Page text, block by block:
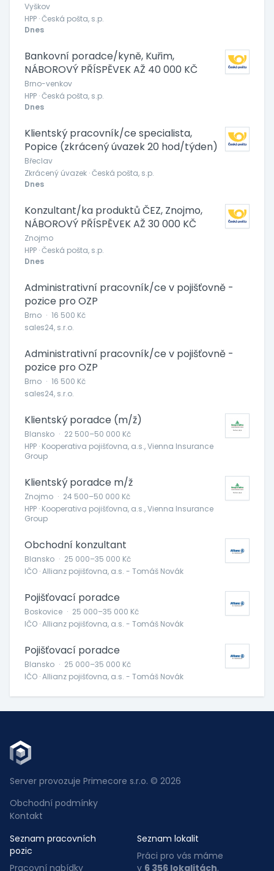
Vyškov
HPP · Česká pošta, s.p.
Dnes
Bankovní poradce/kyně, Kuřim,
NÁBOROVÝ PŘÍSPĚVEK AŽ 40 000 KČ
Brno-venkov
HPP · Česká pošta, s.p.
Dnes
Klientský pracovník/ce specialista,
Popice (zkrácený úvazek 20 hod/týden)
Břeclav
Zkrácený úvazek · Česká pošta, s.p.
Dnes
Konzultant/ka produktů ČEZ, Znojmo,
NÁBOROVÝ PŘÍSPĚVEK AŽ 30 000 KČ
Znojmo
HPP · Česká pošta, s.p.
Dnes
Administrativní pracovník/ce v pojišťovně -
pozice pro OZP
Brno · 16 500 Kč
sales24, s.r.o.
Administrativní pracovník/ce v pojišťovně -
pozice pro OZP
Brno · 16 500 Kč
sales24, s.r.o.
Klientský poradce (m/ž)
Blansko · 22 500–50 000 Kč
HPP · Kooperativa pojišťovna, a.s., Vienna Insurance
Group
Klientský poradce m/ž
Znojmo · 24 500–50 000 Kč
HPP · Kooperativa pojišťovna, a.s., Vienna Insurance
Group
Obchodní konzultant
Blansko · 25 000–35 000 Kč
IČO · Allianz pojišťovna, a.s. - Tomáš Novák
Pojišťovací poradce
Boskovice · 25 000–35 000 Kč
IČO · Allianz pojišťovna, a.s. - Tomáš Novák
Pojišťovací poradce
Blansko · 25 000–35 000 Kč
IČO · Allianz pojišťovna, a.s. - Tomáš Novák
Server provozuje Primecore s.r.o. © 2026
Obchodní podmínky
Kontakt
Seznam pracovních
pozic
Pracovní nabídky
Seznam lokalit
Práci pro vás máme
v 6 356 lokalitách.